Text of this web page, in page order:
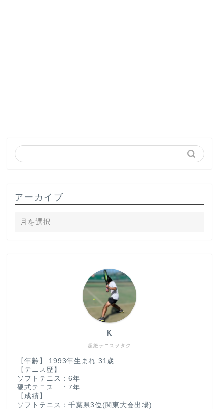
アーカイブ
超絶テニスヲタク
K
【年齢】 1993年生まれ 31歳
【テニス歴】
ソフトテニス：6年
硬式テニス ：7年
【成績】
ソフトテニス：千葉県3位(関東大会出場)